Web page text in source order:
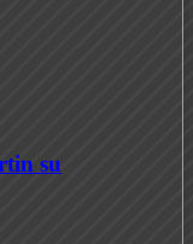
su